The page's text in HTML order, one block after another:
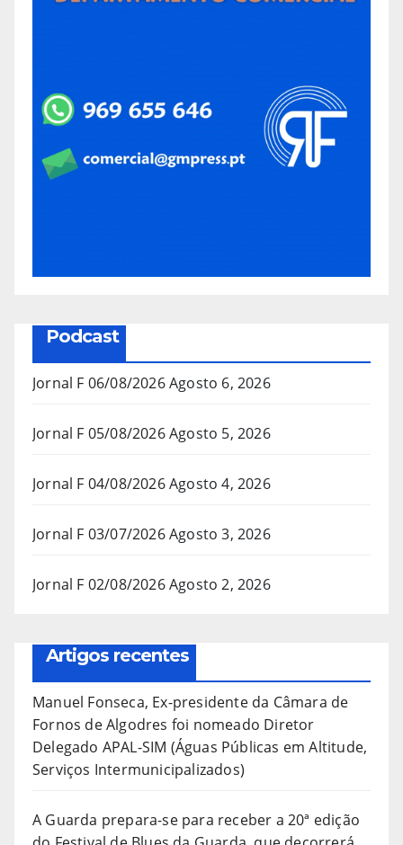
Podcast
Jornal F 06/08/2026Agosto 6, 2026
Jornal F 05/08/2026Agosto 5, 2026
Jornal F 04/08/2026Agosto 4, 2026
Jornal F 03/07/2026Agosto 3, 2026
Jornal F 02/08/2026Agosto 2, 2026
Artigos recentes
Manuel Fonseca, Ex-presidente da Câmara de
Fornos de Algodres foi nomeado Diretor
Delegado APAL-SIM (Águas Públicas em Altitude,
Serviços Intermunicipalizados)
A Guarda prepara-se para receber a 20ª edição